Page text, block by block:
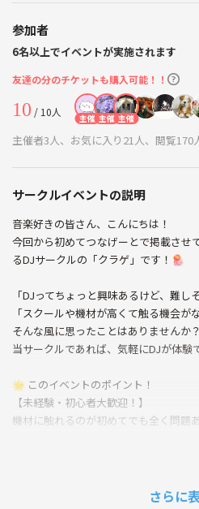
参加者
6名以上でイベントが実施されます
友達の分のチケットも購入可能！！
10 / 10人 主催 主催 主催
主催者3人、お気に入り21人、閲覧170
サークルイベントの説明
音楽好きの皆さん、こんにちは！
今回から初めてつなげーとで掲載させ
るDJサークルの「クラゲ」です！🪼
「DJってちょっと興味あるけど、難し
「スクールや機材が高くて触る機会が
そんな風に思ったことはありませんか？
当サークルであれば、気軽にDJが体験
🌟 このイベントのポイント！
【未経験・初心者大歓迎！】
機材に触れるのが初めてでも全く問題
さらに